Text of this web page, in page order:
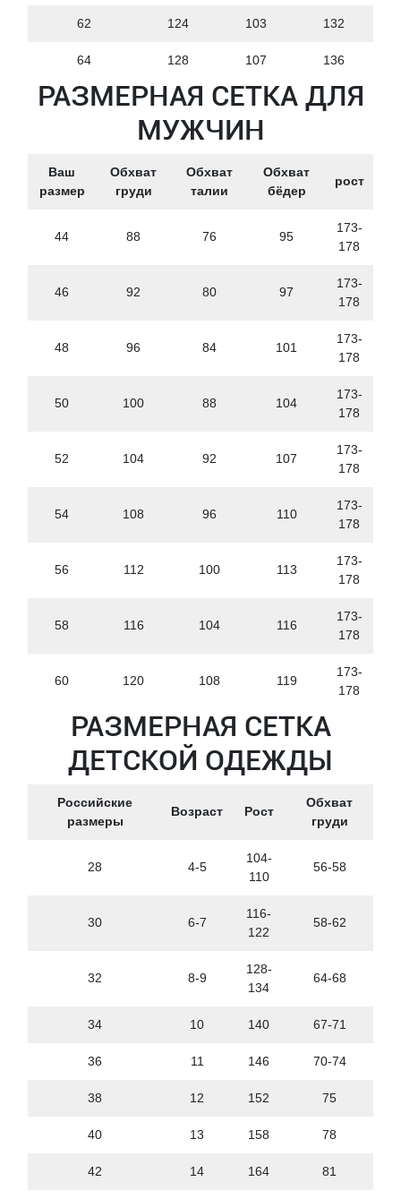
62 124 103 132
64 128 107 136
РАЗМЕРНАЯ СЕТКА ДЛЯ
МУЖЧИН
Ваш
размер
Обхват
груди
Обхват
талии
Обхват
бёдер
рост
44 88 76 95
173-
178
46 92 80 97
173-
178
48 96 84 101
173-
178
50 100 88 104
173-
178
52 104 92 107
173-
178
54 108 96 110
173-
178
56 112 100 113
173-
178
58 116 104 116
173-
178
60 120 108 119
173-
178
РАЗМЕРНАЯ СЕТКА
ДЕТСКОЙ ОДЕЖДЫ
Российские
размеры
Возраст Рост
Обхват
груди
28 4-5
104-
110
56-58
30 6-7
116-
122
58-62
32 8-9
128-
134
64-68
34 10 140 67-71
36 11 146 70-74
38 12 152 75
40 13 158 78
42 14 164 81